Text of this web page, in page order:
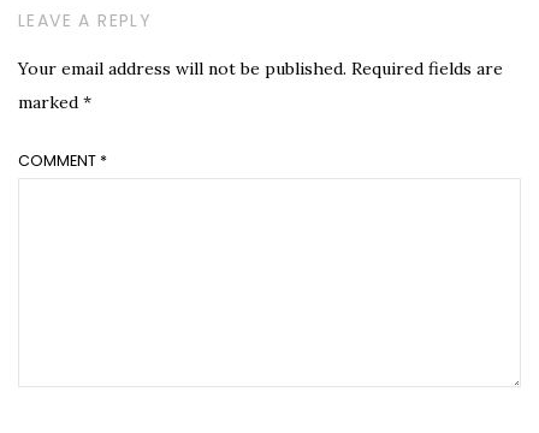
LEAVE A REPLY
Your email address will not be published. Required fields are
marked *
COMMENT *